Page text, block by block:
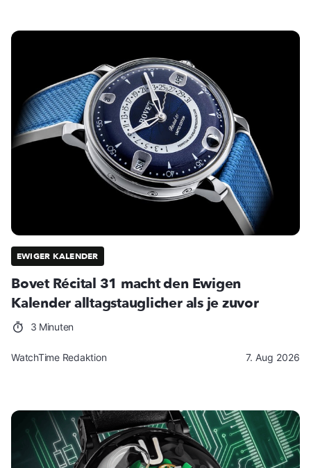
EWIGER KALENDER
Bovet Récital 31 macht den Ewigen
Kalender alltagstauglicher als je zuvor
3 Minuten
WatchTime Redaktion 7. Aug 2026